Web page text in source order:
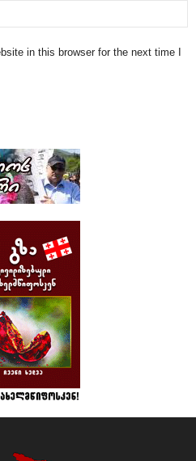
in this browser for the next time I